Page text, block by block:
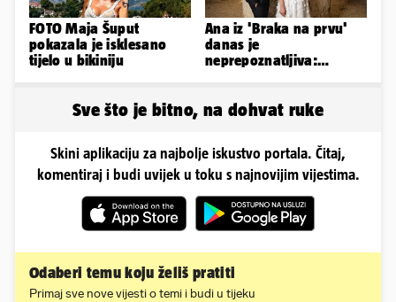
FOTO Maja Šuput
pokazala je isklesano
tijelo u bikiniju
Ana iz 'Braka na prvu'
danas je
neprepoznatljiva:
Sve što je bitno, na dohvat ruke
Skini aplikaciju za najbolje iskustvo portala. Čitaj,
komentiraj i budi uvijek u toku s najnovijim vijestima.
Odaberi temu koju želiš pratiti
Primaj sve nove vijesti o temi i budi u tijeku